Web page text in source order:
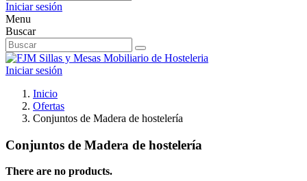
Iniciar sesión
Menu
Buscar
Iniciar sesión
Inicio
Ofertas
Conjuntos de Madera de hostelería
Conjuntos de Madera de hostelería
There are no products.